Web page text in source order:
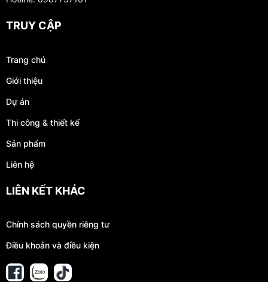
TRUY CẬP
Trang chủ
Giới thiệu
Dự án
Thi công & thiết kế
Sản phẩm
Liên hệ
LIÊN KẾT KHÁC
Chính sách quyền riêng tư
Điều khoản và điều kiện